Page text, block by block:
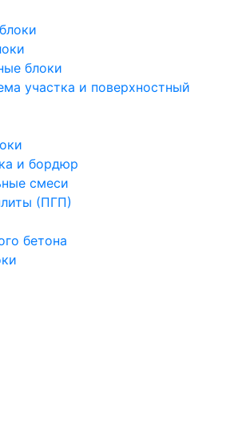
блоки
участка и поверхностный
и бордюр
смеси
(ПГП)
бетона